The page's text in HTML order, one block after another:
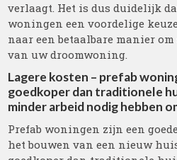
verlaagt. Het is dus duidelijk
woningen een voordelige
naar een betaalbare manier
van uw droomwoning.
Lagere kosten – prefab
goedkoper dan traditionele
minder arbeid nodig hebben
Prefab woningen zijn een
het bouwen van een nieuw